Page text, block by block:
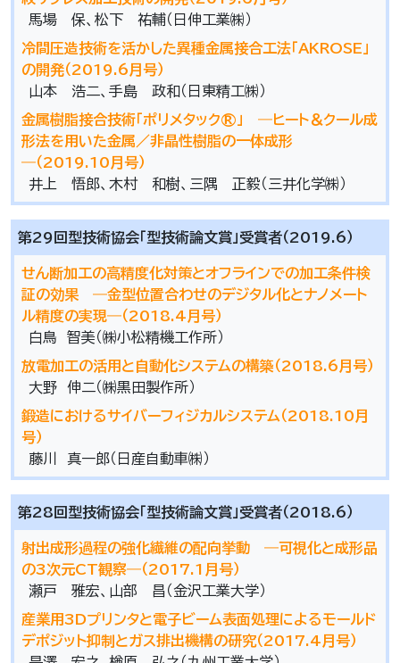
馬場 保、松下 祐輔（日伸工業㈱）
冷間圧造技術を活かした異種金属接合工法「AKROSE」
の開発（2019.6月号）
山本 浩二、手島 政和（日東精工㈱）
金属樹脂接合技術「ポリメタック®」 ―ヒート＆クール成
形法を用いた金属／非晶性樹脂の一体成形
―（2019.10月号）
井上 悟郎、木村 和樹、三隅 正毅（三井化学㈱）
第29回型技術協会「型技術論文賞」受賞者（2019.6）
せん断加工の高精度化対策とオフラインでの加工条件検
証の効果 ―金型位置合わせのデジタル化とナノメート
ル精度の実現―（2018.4月号）
白鳥 智美（㈱小松精機工作所）
放電加工の活用と自動化システムの構築（2018.6月号）
大野 伸二（㈱黒田製作所）
鍛造におけるサイバーフィジカルシステム（2018.10月
号）
藤川 真一郎（日産自動車㈱）
第28回型技術協会「型技術論文賞」受賞者（2018.6）
射出成形過程の強化繊維の配向挙動 ―可視化と成形品
の3次元CT観察―（2017.1月号）
瀬戸 雅宏、山部 昌（金沢工業大学）
産業用3Dプリンタと電子ビーム表面処理によるモールド
デポジット抑制とガス排出機構の研究（2017.4月号）